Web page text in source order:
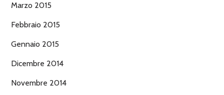
Marzo 2015
Febbraio 2015
Gennaio 2015
Dicembre 2014
Novembre 2014